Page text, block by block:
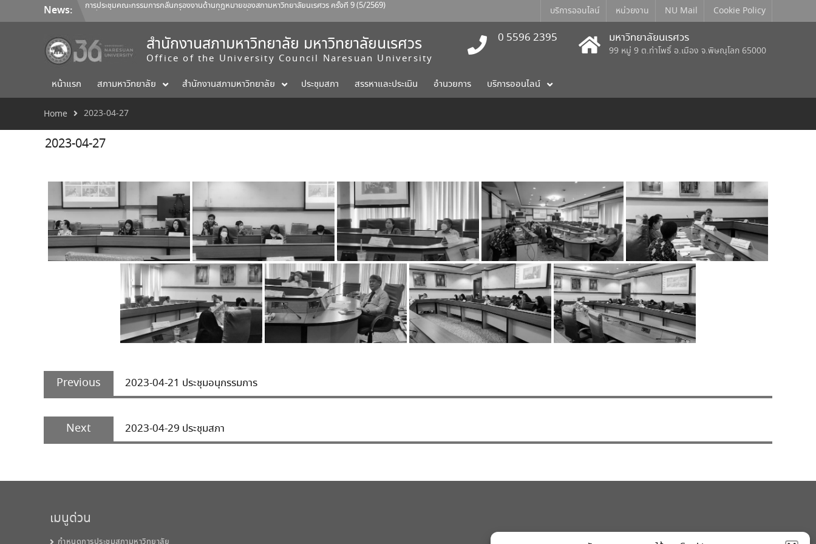
content
News: การประชุมคณะกรรมการกลั่นกรองงานด้านกฎหมายของสภามหาวิทยาลัยนเรศวร ครั้งที่ 9 (5/2569)
การประชุมคณะกรรมการติดตามประเมินผลฯ ของผู้อำนวยการสำนักงานสภามหาวิทยาลัย ครั้งที่ 2/2569
บริการออนไลน์ หน่วยงาน NU Mail Cookie Policy
สำนักงานสภามหาวิทยาลัย มหาวิทยาลัยนเรศวร
Office of the University Council Naresuan University
0 5596 2395 มหาวิทยาลัยนเรศวร
99 หมู่ 9 ต.ท่าโพธิ์ อ.เมือง จ.พิษณุโลก 65000
หน้าแรก สภามหาวิทยาลัย สำนักงานสภามหาวิทยาลัย ประชุมสภา สรรหาและประเมิน อำนวยการ บริการออนไลน์
Home 2023-04-27
2023-04-27
Post
navigation
Previous
Previous
post:
2023-04-21 ประชุมอนุกรรมการ
Next
Next
post:
2023-04-29 ประชุมสภา
เมนูด่วน